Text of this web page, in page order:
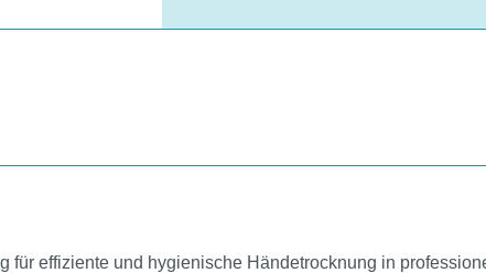
effiziente und hygienische Händetrocknung in